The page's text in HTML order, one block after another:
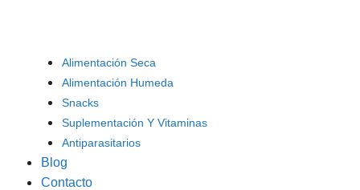
Alimentación Seca
Alimentación Humeda
Snacks
Suplementación Y Vitaminas
Antiparasitarios
Blog
Contacto